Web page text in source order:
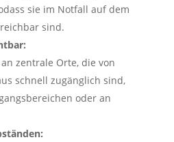
sie im Notfall auf dem
sind.
zentrale Orte, die von
schnell zugänglich sind,
oder an